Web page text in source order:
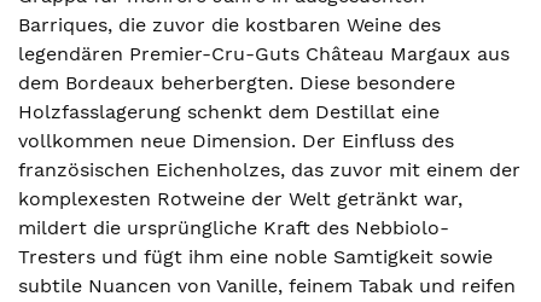
Barriques, die zuvor die kostbaren Weine des
legendären Premier-Cru-Guts Château Margaux aus
dem Bordeaux beherbergten. Diese besondere
Holzfasslagerung schenkt dem Destillat eine
vollkommen neue Dimension. Der Einfluss des
französischen Eichenholzes, das zuvor mit einem der
komplexesten Rotweine der Welt getränkt war,
mildert die ursprüngliche Kraft des Nebbiolo-
Tresters und fügt ihm eine noble Samtigkeit sowie
subtile Nuancen von Vanille, feinem Tabak und reifen